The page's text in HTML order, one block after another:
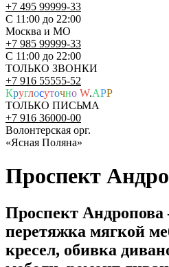
+7 495 99999-33
С 11:00 до 22:00
Москва и МО
+7 985 99999-33
С 11:00 до 22:00
ТОЛЬКО ЗВОНКИ
+7 916 55555-52
Круглосуточно W.APP
ТОЛЬКО ПИСЬМА
+7 916 36000-00
Волонтерская орг.
«Ясная Поляна»
Проспект
Проспект
перетяжка мягкой
кресел, обивка